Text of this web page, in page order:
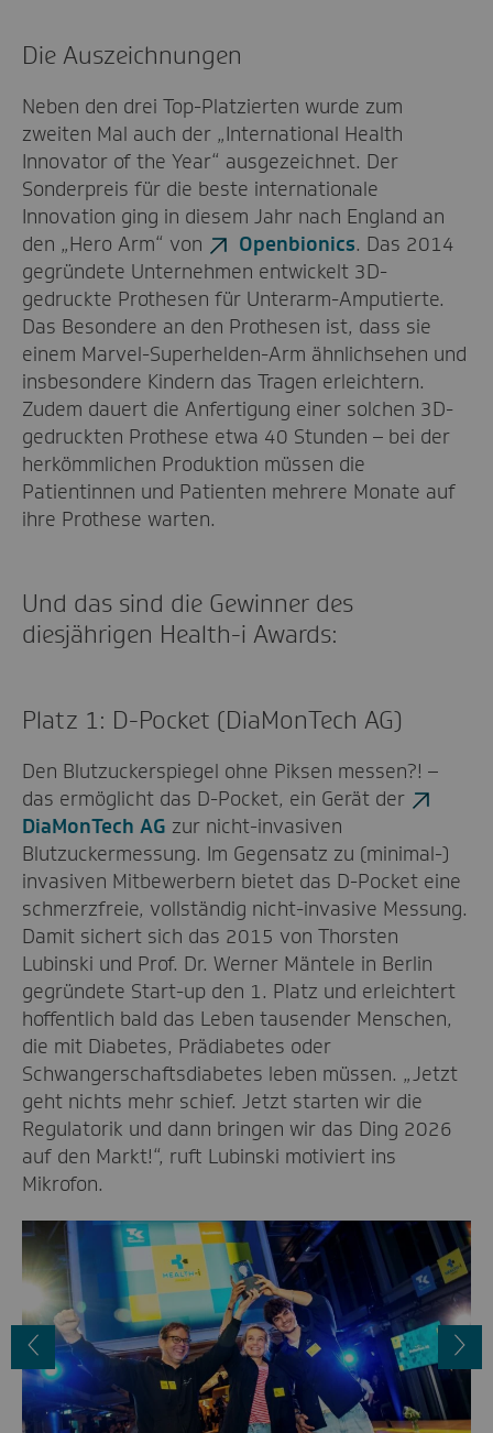
Die Auszeichnungen
Neben den drei Top-Platzierten wurde zum
zweiten Mal auch der „International Health
Innovator of the Year“ ausgezeichnet. Der
Sonderpreis für die beste internationale
Innovation ging in diesem Jahr nach England an
den „Hero Arm“ von
Openbionics. Das 2014
gegründete Unternehmen entwickelt 3D-
gedruckte Prothesen für Unterarm-Amputierte.
Das Besondere an den Prothesen ist, dass sie
einem Marvel-Superhelden-Arm ähnlichsehen und
insbesondere Kindern das Tragen erleichtern.
Zudem dauert die Anfertigung einer solchen 3D-
gedruckten Prothese etwa 40 Stunden – bei der
herkömmlichen Produktion müssen die
Patientinnen und Patienten mehrere Monate auf
ihre Prothese warten.
Und das sind die Gewinner des
diesjährigen Health-i Awards:
Platz 1: D-Pocket (DiaMonTech AG)
Den Blutzuckerspiegel ohne Piksen messen?! –
das ermöglicht das D-Pocket, ein Gerät der
DiaMonTech AG zur nicht-invasiven
Blutzuckermessung. Im Gegensatz zu (minimal-)
invasiven Mitbewerbern bietet das D-Pocket eine
schmerzfreie, vollständig nicht-invasive Messung.
Damit sichert sich das 2015 von Thorsten
Lubinski und Prof. Dr. Werner Mäntele in Berlin
gegründete Start-up den 1. Platz und erleichtert
hoffentlich bald das Leben tausender Menschen,
die mit Diabetes, Prädiabetes oder
Schwangerschaftsdiabetes leben müssen. „Jetzt
geht nichts mehr schief. Jetzt starten wir die
Regulatorik und dann bringen wir das Ding 2026
auf den Markt!“, ruft Lubinski motiviert ins
Mikrofon.
Vorheriges
Bild